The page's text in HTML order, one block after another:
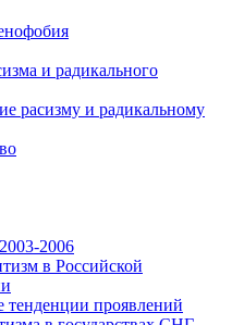
и радикального
расизму и радикальному
2006
в Российской
проявлений